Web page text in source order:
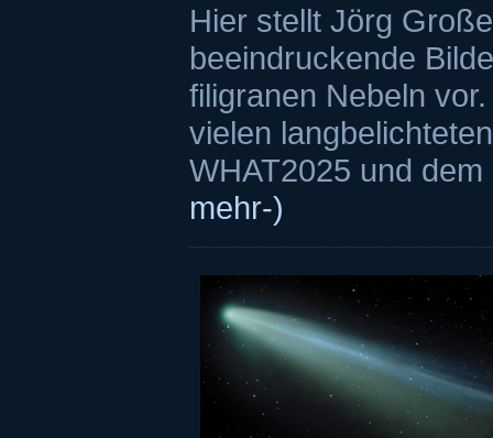
Hier stellt Jörg
beeindruckende
filigranen Nebeln
vielen
WHAT2025 und
mehr-)